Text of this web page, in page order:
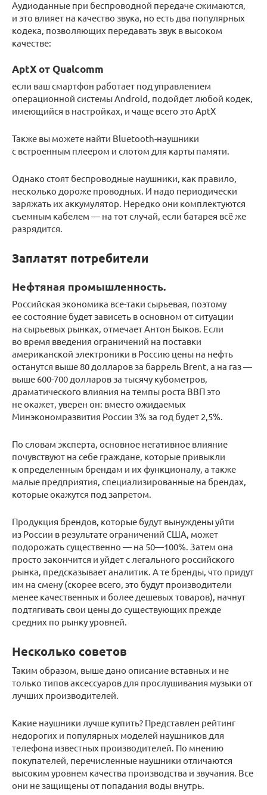
Аудиоданные при беспроводной передаче сжимаются,
и это влияет на качество звука, но есть два популярных
кодека, позволяющих передавать звук в высоком
качестве:
AptX от Qualcomm
если ваш смартфон работает под управлением
операционной системы Android, подойдет любой кодек,
имеющийся в настройках, и чаще всего это AptX
Также вы можете найти Bluetooth-наушники
с встроенным плеером и слотом для карты памяти.
Однако стоят беспроводные наушники, как правило,
несколько дороже проводных. И надо периодически
заряжать их аккумулятор. Нередко они комплектуются
съемным кабелем — на тот случай, если батарея всё же
разрядится.
Заплатят потребители
Нефтяная промышленность.
Российская экономика все-таки сырьевая, поэтому
ее состояние будет зависеть в основном от ситуации
на сырьевых рынках, отмечает Антон Быков. Если
во время введения ограничений на поставки
американской электроники в Россию цены на нефть
останутся выше 80 долларов за баррель Brent, а на газ —
выше 600-700 долларов за тысячу кубометров,
драматического влияния на темпы роста ВВП это
не окажет, уверен он: вместо ожидаемых
Минэкономразвития России 3% за год будет 2,5%.
По словам эксперта, основное негативное влияние
почувствуют на себе граждане, которые привыкли
к определенным брендам и их функционалу, а также
малые предприятия, специализированные на брендах,
которые окажутся под запретом.
Продукция брендов, которые будут вынуждены уйти
из России в результате ограничений США, может
подорожать существенно — на 50—100%. Затем она
просто закончится и уйдет с легального российского
рынка, предсказывает аналитик. А те бренды, что придут
им на смену (скорее всего, это будут производители
менее качественных и более дешевых товаров), начнут
подтягивать свои цены до существующих прежде
средних по рынку уровней.
Несколько советов
Таким образом, выше дано описание вставных и не
только типов аксессуаров для прослушивания музыки от
лучших производителей.
Какие наушники лучше купить? Представлен рейтинг
недорогих и популярных моделей наушников для
телефона известных производителей. По мнению
покупателей, перечисленные наушники отличаются
высоким уровнем качества производства и звучания. Все
они не защищены от попадания воды внутрь.